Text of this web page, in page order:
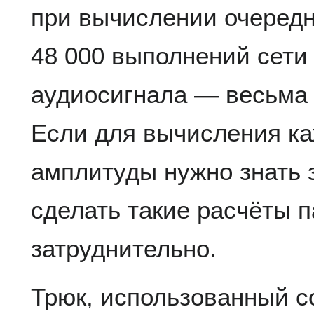
при вычислении
48 000 выполнений сети
аудиосигнала — весьма
Если для вычисления
амплитуды нужно
сделать такие расчёты
затруднительно.
Трюк, использованный